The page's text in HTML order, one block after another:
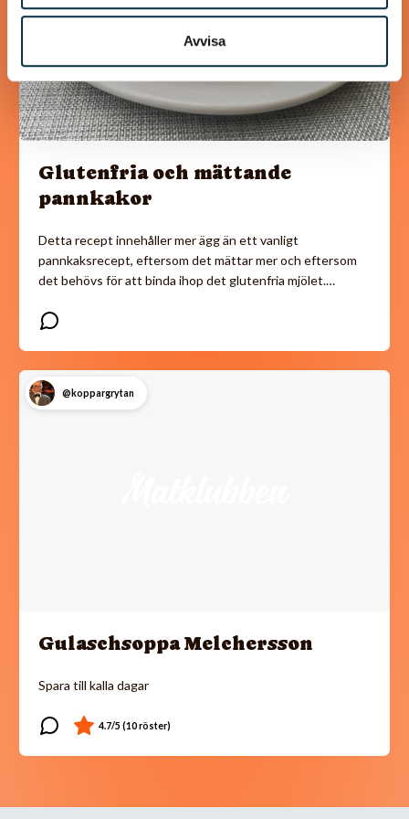
Avvisa
Glutenfria och mättande
pannkakor
Detta recept innehåller mer ägg än ett vanligt
pannkaksrecept, eftersom det mättar mer och eftersom
det behövs för att binda ihop det glutenfria mjölet.…
@koppargrytan
Gulaschsoppa Melchersson
Spara till kalla dagar